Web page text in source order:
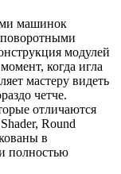
машинок
модулей
когда игла
мастеру видеть
четче.
отличаются
Round
в
полностью